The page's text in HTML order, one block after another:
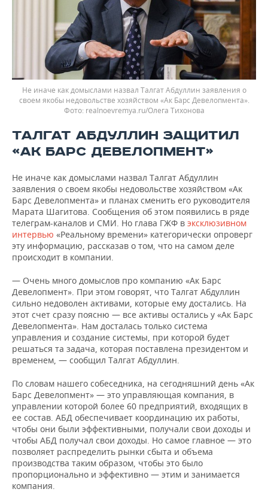
Не иначе как домыслами назвал Талгат Абдуллин заявления о
своем якобы недовольстве хозяйством «Ак Барс Девелопмента».
realnoevremya.ru/Олега Тихонова
ТАЛГАТ АБДУЛЛИН ЗАЩИТИЛ
«АК БАРС ДЕВЕЛОПМЕНТ»
Не иначе как домыслами назвал Талгат Абдуллин
заявления о своем якобы недовольстве хозяйством «Ак
Барс Девелопмента» и планах сменить его руководителя
Марата Шагитова. Сообщения об этом появились в ряде
телеграм-каналов и СМИ. Но глава ГЖФ в эксклюзивном
интервью «Реальному времени» категорически опроверг
эту информацию, рассказав о том, что на самом деле
происходит в компании.
— Очень много домыслов про компанию «Ак Барс
Девелопмент». При этом говорят, что Талгат Абдуллин
сильно недоволен активами, которые ему достались. На
этот счет сразу поясню — все активы остались у «Ак Барс
Девелопмента». Нам досталась только система
управления и создание системы, при которой будет
решаться та задача, которая поставлена президентом и
временем, — сообщил Талгат Абдуллин.
По словам нашего собеседника, на сегодняшний день «Ак
Барс Девелопмент» — это управляющая компания, в
управлении которой более 60 предприятий, входящих в
ее состав. АБД обеспечивает координацию их работы,
чтобы они были эффективными, получали свои доходы и
чтобы АБД получал свои доходы. Но самое главное — это
позволяет распределить рынки сбыта и объема
производства таким образом, чтобы это было
пропорционально и эффективно — этим и занимается
компания.